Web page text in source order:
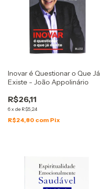
Inovar é Questionar o Que Já
Existe - João Appolinário
R$26,11
6x de R$5,24
R$24,80 com Pix